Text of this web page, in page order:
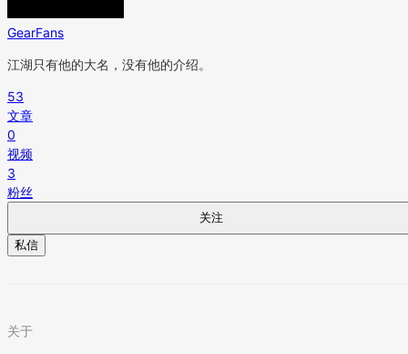
GearFans
江湖只有他的大名，没有他的介绍。
53
文章
0
视频
3
粉丝
关注
私信
关于